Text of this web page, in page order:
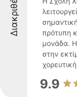
πρότυπη
μονάδα. Η
στην
9.9